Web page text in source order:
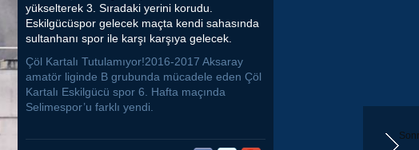
yükselterek 3. Sıradaki yerini korudu.
Eskilgücüspor gelecek maçta kendi sahasında
sultanhanı spor ile karşı karşıya gelecek.
Çöl Kartalı Tutulamıyor!2016-2017 Aksaray
amatör liginde B grubunda mücadele eden Çöl
Kartalı Eskilgücü spor 6. Hafta maçında
Selimespor’u farklı yendi.